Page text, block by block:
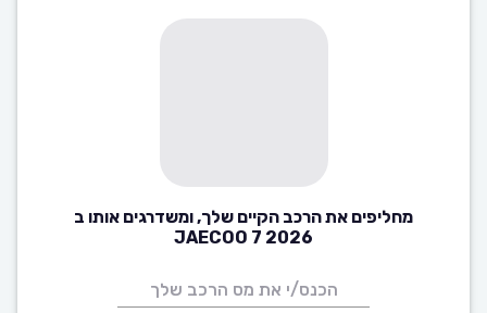
מחליפים את הרכב הקיים שלך, ומשדרגים אותו ב
JAECOO 7 2026